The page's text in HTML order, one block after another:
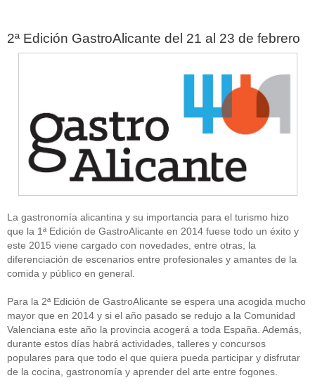
2ª Edición GastroAlicante del 21 al 23 de febrero
La gastronomía alicantina y su importancia para el turismo hizo
que la 1ª Edición de GastroAlicante en 2014 fuese todo un éxito y
este 2015 viene cargado con novedades, entre otras, la
diferenciación de escenarios entre profesionales y amantes de la
comida y público en general.
Para la 2ª Edición de GastroAlicante se espera una acogida mucho
mayor que en 2014 y si el año pasado se redujo a la Comunidad
Valenciana este año la provincia acogerá a toda España. Además,
durante estos días habrá actividades, talleres y concursos
populares para que todo el que quiera pueda participar y disfrutar
de la cocina, gastronomía y aprender del arte entre fogones.